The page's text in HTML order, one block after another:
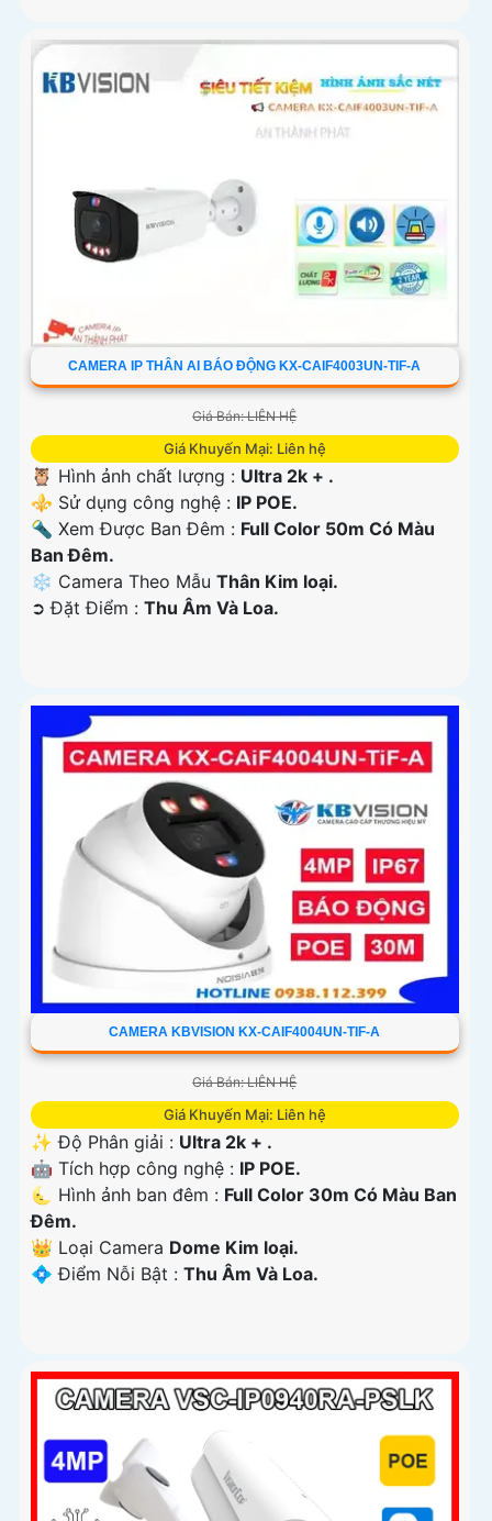
CAMERA IP THÂN AI BÁO ĐỘNG KX-CAIF4003UN-TIF-A
Giá Bán: LIÊN HỆ
Giá Khuyến Mại: Liên hệ
🦉 Hình ảnh chất lượng : Ultra 2k + .
⚜️ Sử dụng công nghệ : IP POE.
🔦 Xem Được Ban Đêm : Full Color 50m Có Màu
Ban Ðêm.
❄ Camera Theo Mẫu Thân Kim loại.
️➲ Đặt Điểm : Thu Âm Và Loa.
CAMERA KBVISION KX-CAIF4004UN-TIF-A
Giá Bán: LIÊN HỆ
Giá Khuyến Mại: Liên hệ
✨ Độ Phân giải : Ultra 2k + .
🤖️ Tích hợp công nghệ : IP POE.
🌜 Hình ảnh ban đêm : Full Color 30m Có Màu Ban
Ðêm.
👑 Loại Camera Dome Kim loại.
️💠 Điểm Nỗi Bật : Thu Âm Và Loa.